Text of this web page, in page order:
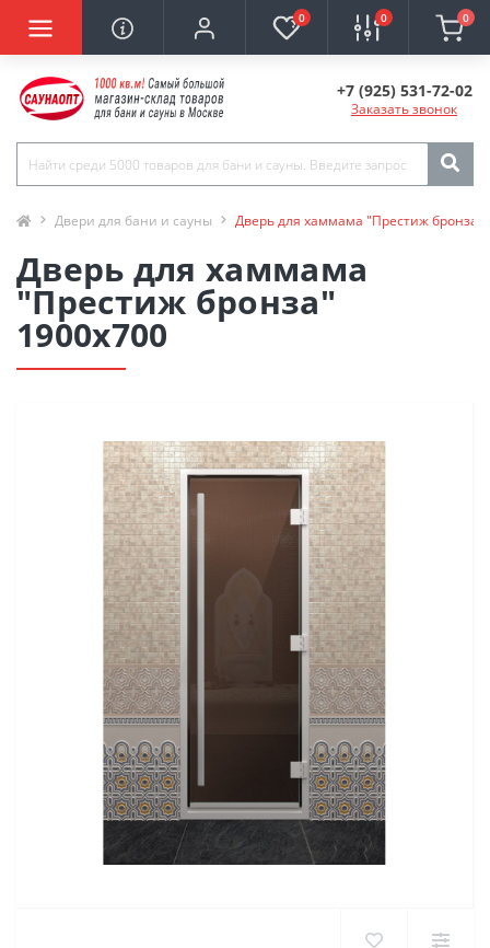
0 0 0
+7 (925) 531-72-02
Заказать звонок
Двери для бани и сауны Дверь для хаммама "Престиж бронза"
Дверь для хаммама
"Престиж бронза"
1900х700